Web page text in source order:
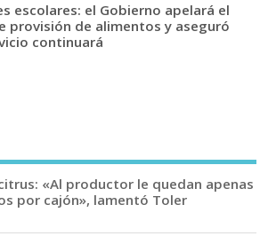
escolares: el Gobierno apelará el
provisión de alimentos y aseguró
continuará
«Al productor le quedan apenas
por cajón», lamentó Toler